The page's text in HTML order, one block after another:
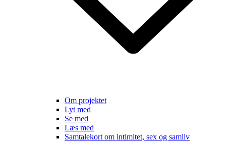
Om projektet
Lyt med
Se med
Læs med
Samtalekort om intimitet, sex og samliv